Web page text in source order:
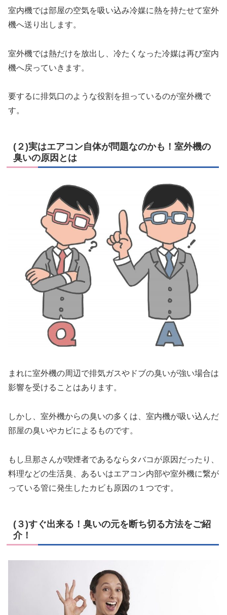
室内機では部屋の空気を吸い込み冷媒に熱を持たせて室外
機へ送り出します。
室外機では熱だけを放出し、冷たくなった冷媒は再び室内
機へ戻っていきます。
要するに排気口のような役割を担っているのが室外機で
す。
(２)実はエアコン自体が問題なのかも！室外機の
臭いの原因とは
まれに室外機の周辺で排気ガスやドブの臭いが強い場合は
影響を受けることはあります。
しかし、 室外機からの臭いの多くは、室内機が吸い込んだ
部屋の臭いやカビによるものです。
もし旦那さんが喫煙者であるなら タバコが原因だったり、
料理などの生活臭、あるいはエアコン内部や室外機に繋が
っている管に発生したカビも原因の１つです。
(３)すぐ出来る！臭いの元を断ち切る方法をご紹
介！